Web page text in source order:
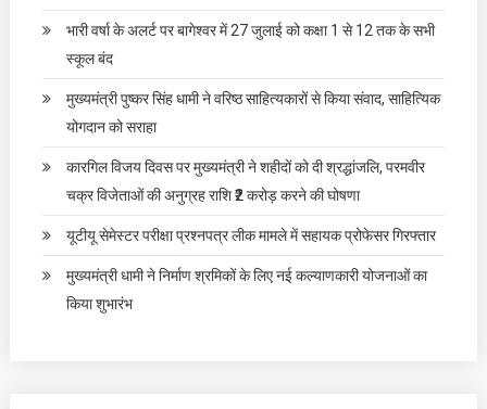
भारी वर्षा के अलर्ट पर बागेश्वर में 27 जुलाई को कक्षा 1 से 12 तक के सभी
स्कूल बंद
मुख्यमंत्री पुष्कर सिंह धामी ने वरिष्ठ साहित्यकारों से किया संवाद, साहित्यिक
योगदान को सराहा
कारगिल विजय दिवस पर मुख्यमंत्री ने शहीदों को दी श्रद्धांजलि, परमवीर
चक्र विजेताओं की अनुग्रह राशि ₹2 करोड़ करने की घोषणा
यूटीयू सेमेस्टर परीक्षा प्रश्नपत्र लीक मामले में सहायक प्रोफेसर गिरफ्तार
मुख्यमंत्री धामी ने निर्माण श्रमिकों के लिए नई कल्याणकारी योजनाओं का
किया शुभारंभ